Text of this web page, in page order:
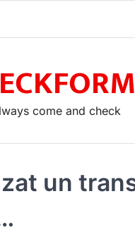
come and check
un